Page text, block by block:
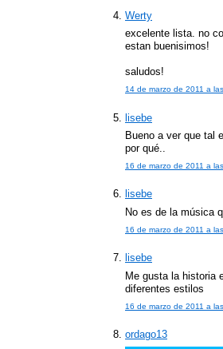
Werty
excelente lista. no
estan buenisimos!
saludos!
14 de marzo de 2011 a
lisebe
Bueno a ver que tal
por qué..
16 de marzo de 2011 a
lisebe
No es de la música
16 de marzo de 2011 a
lisebe
Me gusta la historia
diferentes estilos
16 de marzo de 2011 a
ordago13